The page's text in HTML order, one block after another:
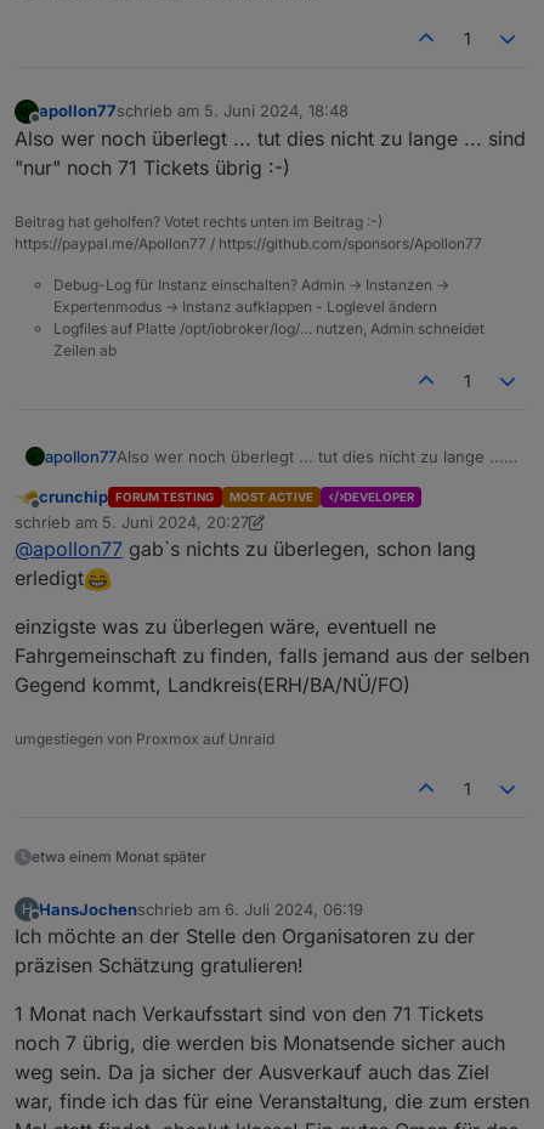
https://usertreffen.iobroker.in
Vortrag halten möchte meldet sich bitte mit dem
Wir freuen uns auf Euch!
Euer ioBroker Team
1
apollon77schrieb am 5. Juni 2024, 18:48
zuletzt editiert von
Also wer noch überlegt ... tut dies nicht zu lange ... sind
"nur" noch 71 Tickets übrig :-)
Beitrag hat geholfen? Votet rechts unten im Beitrag :-)
https://paypal.me/Apollon77 / https://github.com/sponsors/Apollon77
Debug-Log für Instanz einschalten? Admin -> Instanzen ->
Expertenmodus -> Instanz aufklappen - Loglevel ändern
Logfiles auf Platte /opt/iobroker/log/… nutzen, Admin schneidet
Zeilen ab
1
apollon77Also wer noch überlegt ... tut dies nicht zu lange ...
Offline
crunchip FORUM TESTING MOST ACTIVE DEVELOPER
schrieb am 5. Juni 2024, 20:27
zuletzt editiert von crunchip6. Mai 2024, 22:31
@apollon77 gab`s nichts zu überlegen, schon lang
erledigt
einzigste was zu überlegen wäre, eventuell ne
Fahrgemeinschaft zu finden, falls jemand aus der selben
Gegend kommt, Landkreis(ERH/BA/NÜ/FO)
umgestiegen von Proxmox auf Unraid
1
etwa einem Monat später
H
Offline
HansJochenschrieb am 6. Juli 2024, 06:19
zuletzt editiert von
Ich möchte an der Stelle den Organisatoren zu der
präzisen Schätzung gratulieren!
1 Monat nach Verkaufsstart sind von den 71 Tickets
noch 7 übrig, die werden bis Monatsende sicher auch
weg sein. Da ja sicher der Ausverkauf auch das Ziel
war, finde ich das für eine Veranstaltung, die zum ersten